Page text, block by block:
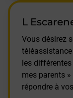
L
Vous désirez
les
mes parents
répondre à